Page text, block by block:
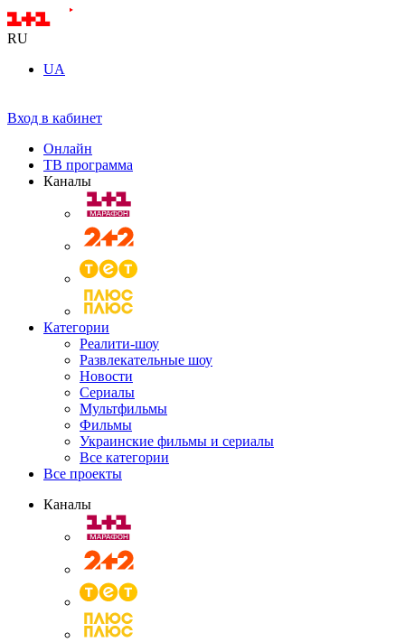
RU
UA
Вход в кабинет
Онлайн
ТВ программа
Каналы
Категории
Реалити-шоу
Развлекательные шоу
Новости
Сериалы
Мультфильмы
Фильмы
Украинские фильмы и сериалы
Все категории
Все проекты
Каналы